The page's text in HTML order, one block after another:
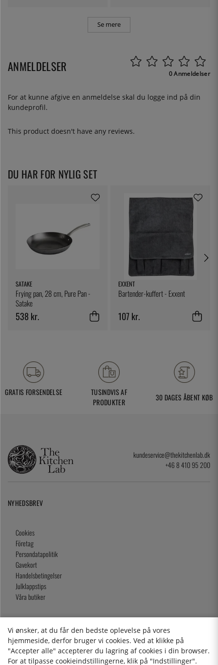
Se mere
ANMELDELSER 0 Anmeldelser
For at kunne afgive en anmeldelse skal du logge ind på din
kundeprofil.
This product doesn't have any reviews.
DU HAR FOR NYLIG SET
SATAKE
Frying pan, 28 cm, Pure Pan -
Satake
538 kr.
EXXENT
Bartender-kuffert - Exxent
107 kr.
GRATIS FORSENDELSE
TUSINDVIS AF
PRODUKTER
30 DAGES ÅBENT KØB
kundeservice@thekitchenlab.dk
+46 8 410 95 200
NYHEDSBREV
Cookies
Företag
Persondatapolitik
Gavekort
Handelsbetingelser
Julklappstips
Våra butiker
2026 KitchenLab AB
Vi ønsker, at du får den bedste oplevelse på vores
hjemmeside, derfor bruger vi cookies. Ved at klikke på
"Accepter alle" accepterer du lagring af cookies i din browser.
For at tilpasse cookieindstillingerne, klik på "Indstillinger".